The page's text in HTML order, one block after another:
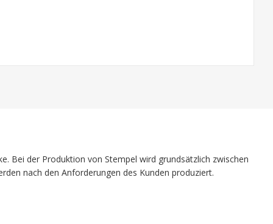
Bei der Produktion von Stempel wird grundsätzlich zwischen
nach den Anforderungen des Kunden produziert.